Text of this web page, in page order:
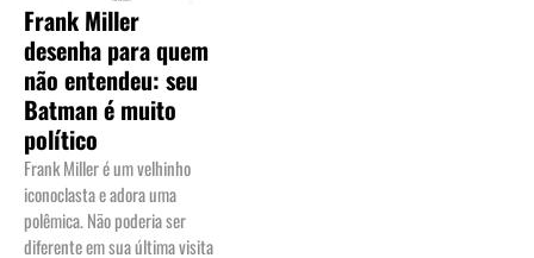
Frank Miller
desenha para quem
não entendeu: seu
Batman é muito
político
Frank Miller é um velhinho
iconoclasta e adora uma
polêmica. Não poderia ser
diferente em sua última visita